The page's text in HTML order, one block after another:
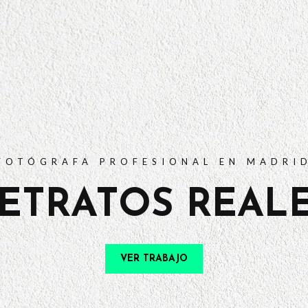
TARIFAS
PREGUNTAS FRECUENTES
CONTACTO
PROFESIONAL EN
VER TRABAJO